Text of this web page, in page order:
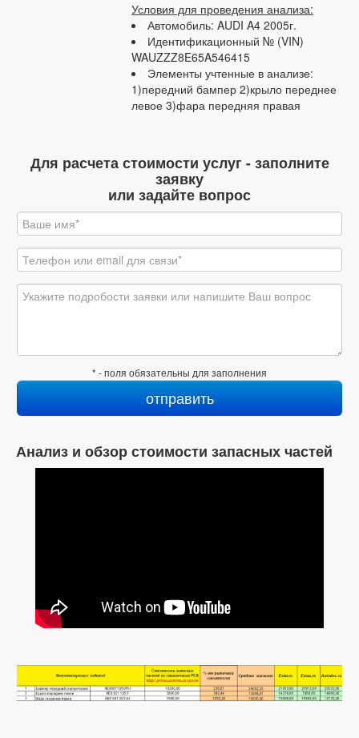
Условия для проведения анализа:
Автомобиль: AUDI A4 2005г.
Идентификационный № (VIN)
WAUZZZ8E65A546415
Элементы учтенные в анализе:
1)передний бампер 2)крыло переднее
левое 3)фара передняя правая
Для расчета стоимости услуг - заполните
заявку
или задайте вопрос
* - поля обязательны для заполнения
Анализ и обзор стоимости запасных частей